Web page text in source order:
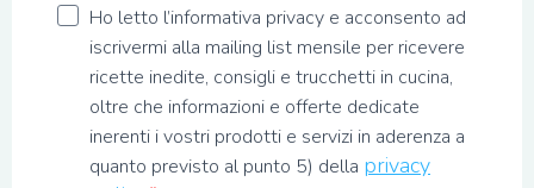
Ho letto l’informativa privacy e acconsento ad
iscrivermi alla mailing list mensile per ricevere
ricette inedite, consigli e trucchetti in cucina,
oltre che informazioni e offerte dedicate
inerenti i vostri prodotti e servizi in aderenza a
quanto previsto al punto 5) della privacy